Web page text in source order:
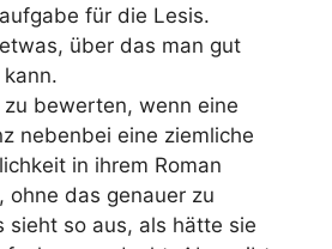
für die Lesis.
über das man gut
bewerten, wenn eine
nebenbei eine ziemliche
in ihrem Roman
ohne das genauer zu
sieht so aus, als hätte sie